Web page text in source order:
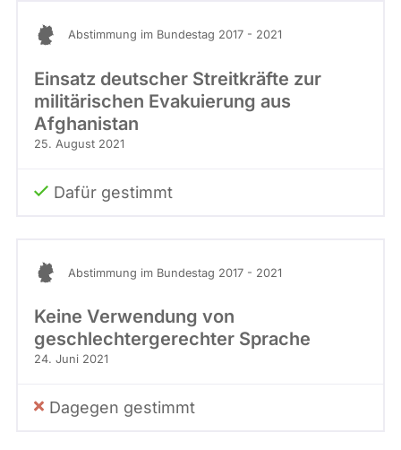
Abstimmung im Bundestag 2017 - 2021
Einsatz deutscher Streitkräfte zur
militärischen Evakuierung aus
Afghanistan
25. August 2021
Dafür gestimmt
Abstimmung im Bundestag 2017 - 2021
Keine Verwendung von
geschlechtergerechter Sprache
24. Juni 2021
Dagegen gestimmt